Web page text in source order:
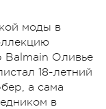
моды в
Balmain Оливье
18-летний
а сама
в